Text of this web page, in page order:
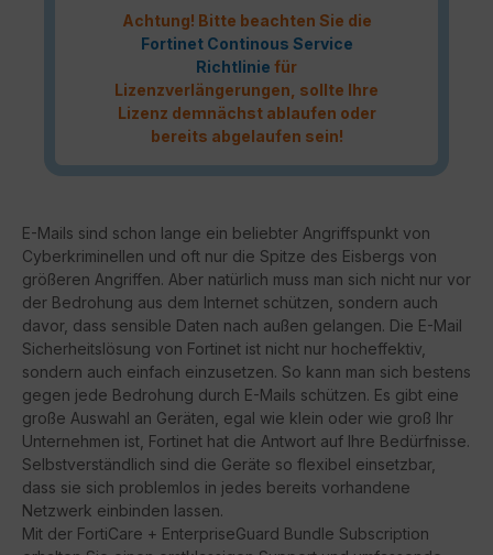
Achtung! Bitte beachten Sie die
Fortinet Continous Service
Richtlinie für
Lizenzverlängerungen, sollte Ihre
Lizenz demnächst ablaufen oder
bereits abgelaufen sein!
E-Mails sind schon lange ein beliebter Angriffspunkt von
Cyberkriminellen und oft nur die Spitze des Eisbergs von
größeren Angriffen. Aber natürlich muss man sich nicht nur vor
der Bedrohung aus dem Internet schützen, sondern auch
davor, dass sensible Daten nach außen gelangen. Die E-Mail
Sicherheitslösung von Fortinet ist nicht nur hocheffektiv,
sondern auch einfach einzusetzen. So kann man sich bestens
gegen jede Bedrohung durch E-Mails schützen. Es gibt eine
große Auswahl an Geräten, egal wie klein oder wie groß Ihr
Unternehmen ist, Fortinet hat die Antwort auf Ihre Bedürfnisse.
Selbstverständlich sind die Geräte so flexibel einsetzbar,
dass sie sich problemlos in jedes bereits vorhandene
Netzwerk einbinden lassen.
Mit der FortiCare + EnterpriseGuard Bundle Subscription